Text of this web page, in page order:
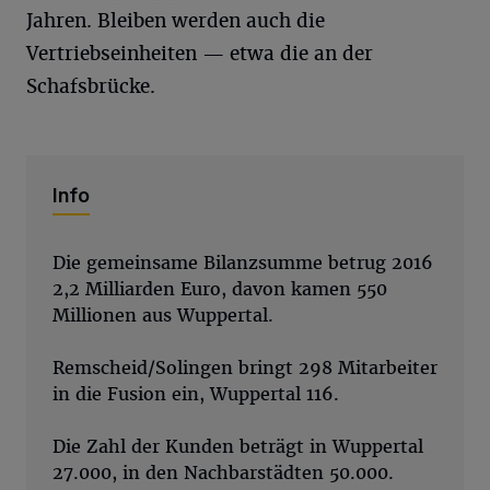
Jahren. Bleiben werden auch die
Vertriebseinheiten — etwa die an der
Schafsbrücke.
Info
Die gemeinsame Bilanzsumme betrug 2016
2,2 Milliarden Euro, davon kamen 550
Millionen aus Wuppertal.
Remscheid/Solingen bringt 298 Mitarbeiter
in die Fusion ein, Wuppertal 116.
Die Zahl der Kunden beträgt in Wuppertal
27.000, in den Nachbarstädten 50.000.